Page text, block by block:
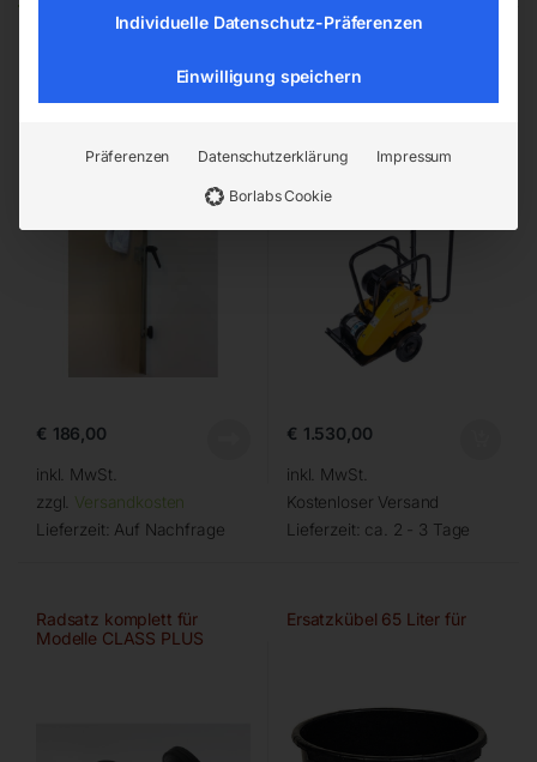
€ 186,00
inkl. MwSt.
zzgl. Versandkosten
Lieferzeit: Auf Nachfrage
Rüttelplatte
€ 1.530,00
inkl. MwSt.
Kostenloser Versand
Lieferzeit: ca. 2 - 3 Tage
Radsatz komplett für
Modelle CLASS PLUS
Ersatzkübel 65 Liter für
Individuelle Datenschutz-Präferenzen
Einwilligung speichern
Präferenzen Datenschutzerklärung Impressum
Borlabs Cookie